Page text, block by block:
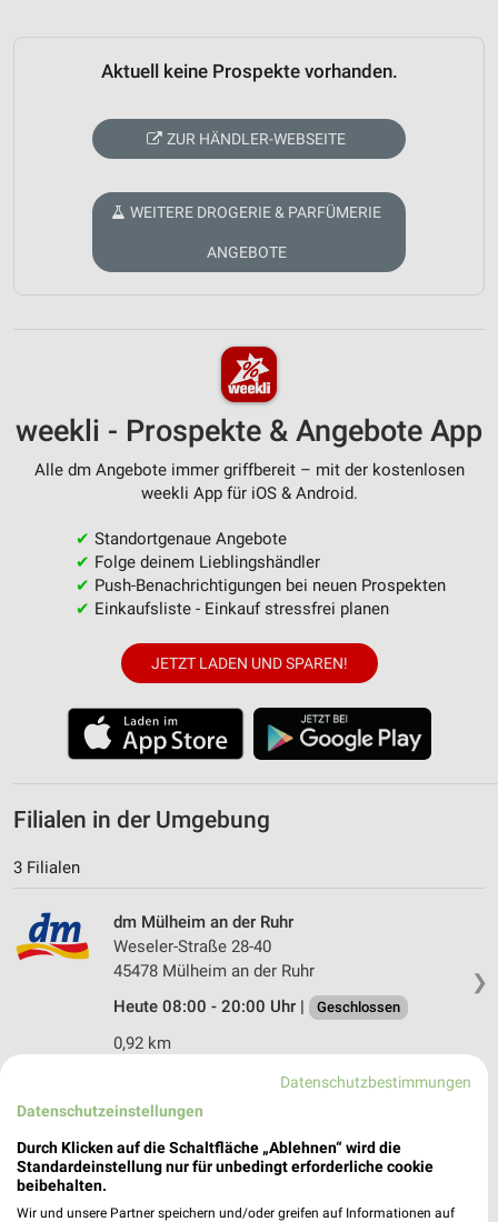
Aktuell keine Prospekte vorhanden.
ZUR HÄNDLER-WEBSEITE
WEITERE DROGERIE & PARFÜMERIE
ANGEBOTE
weekli - Prospekte & Angebote App
Alle dm Angebote immer griffbereit – mit der kostenlosen
weekli App für iOS & Android.
✔ Standortgenaue Angebote
✔ Folge deinem Lieblingshändler
✔ Push-Benachrichtigungen bei neuen Prospekten
✔ Einkaufsliste - Einkauf stressfrei planen
JETZT LADEN UND SPAREN!
Filialen in der Umgebung
3 Filialen
❯
dm Mülheim an der Ruhr
Weseler-Straße 28-40
45478 Mülheim an der Ruhr
Heute 08:00 - 20:00 Uhr |
Geschlossen
0,92 km
dm Mülheim an der Ruhr
45476 Mülheim an der Ruhr
Datenschutzbestimmungen
Datenschutzeinstellungen
Durch Klicken auf die Schaltfläche „Ablehnen“ wird die
Standardeinstellung nur für unbedingt erforderliche cookie
beibehalten.
Wir und unsere Partner speichern und/oder greifen auf Informationen auf